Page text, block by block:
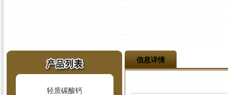
轻质碳酸钙
信息详情